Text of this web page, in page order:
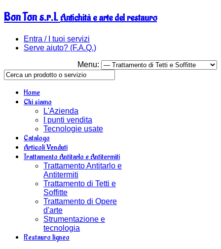
Bon Ton s.r.l.Antichità e arte del restauro
Entra / I tuoi servizi
Serve aiuto? (F.A.Q.)
Menu:
Home
Chi siamo
L'Azienda
I punti vendita
Tecnologie usate
Catalogo
Articoli Venduti
Trattamento Antitarlo e Antitermiti
Trattamento Antitarlo e
Antitermiti
Trattamento di Tetti e
Soffitte
Trattamento di Opere
d'arte
Strumentazione e
tecnologia
Restauro ligneo